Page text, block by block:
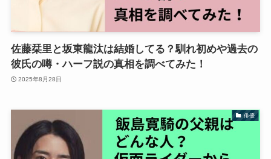
佐藤栞里と坂東龍汰は結婚してる？馴れ初めや過去の
彼氏の噂・ハーフ説の真相を調べてみた！
2025年8月28日
俳優